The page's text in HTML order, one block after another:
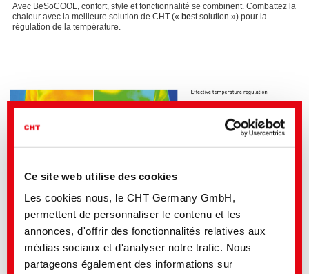
Ce site web utilise des cookies
Les cookies nous, le CHT Germany GmbH,
permettent de personnaliser le contenu et les
annonces, d'offrir des fonctionnalités relatives aux
médias sociaux et d'analyser notre trafic. Nous
partageons également des informations sur
Avec BeSoCOOL, confort, style et fonctionnalité se combinent. Combattez la
chaleur avec la meilleure solution de CHT (« best solution ») pour la
régulation de la température.
Effet rafraîchissant après une activité plus intense
Permet de réguler la température, l'humidité des vêtements et des tissus
sur la base d'une formulation hautement efficace et éprouvée.